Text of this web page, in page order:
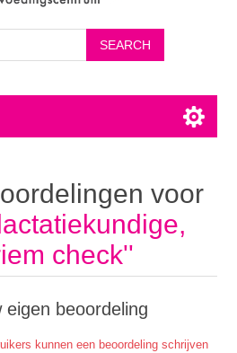
voor
check
eigen beoordeling
kunnen een beoordeling schrijven